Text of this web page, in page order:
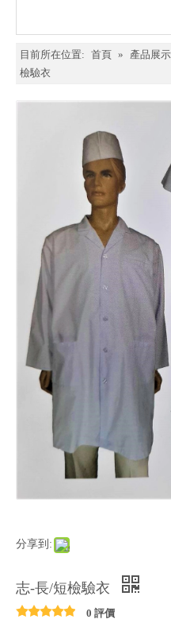
目前所在位置: 首頁 » 產品展示
檢驗衣
分享到:
志-長/短檢驗衣
0 評價